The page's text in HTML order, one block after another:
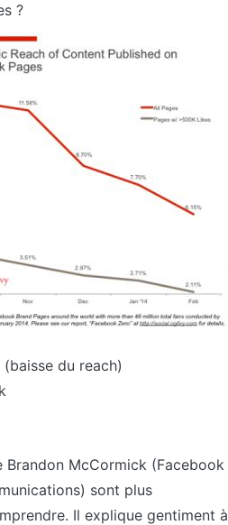
?
du reach)
Brandon McCormick (Facebook
sont plus
Il explique gentiment à